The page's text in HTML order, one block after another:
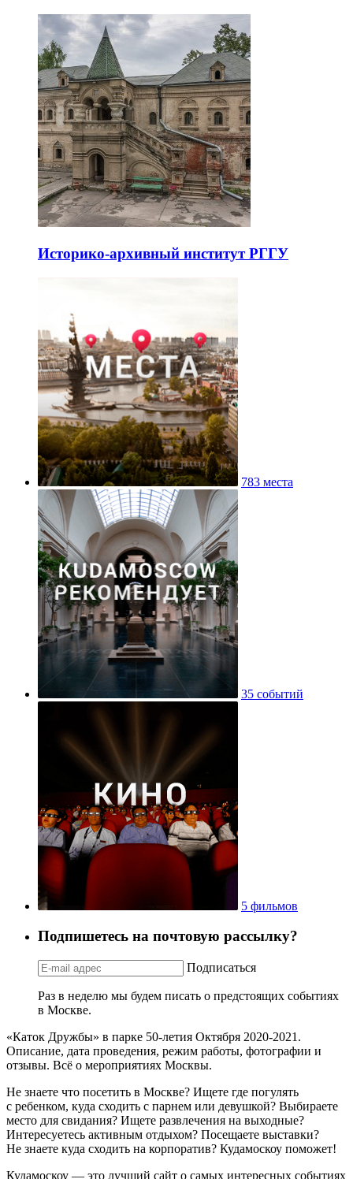
Историко-архивный институт РГГУ
783 места
35 событий
5 фильмов
Подпишетесь на почтовую рассылку?
Подписаться
Раз в неделю мы будем писать о предстоящих событиях
в Москве.
«Каток Дружбы» в парке 50-летия Октября 2020-2021.
Описание, дата проведения, режим работы, фотографии и
отзывы. Всё о мероприятиях Москвы.
Не знаете что посетить в Москве? Ищете где погулять
с ребенком, куда сходить с парнем или девушкой? Выбираете
место для свидания? Ищете развлечения на выходные?
Интересуетесь активным отдыхом? Посещаете выставки?
Не знаете куда сходить на корпоратив? Кудамоскоу поможет!
Кудамоскоу — это лучший сайт о самых интересных событиях